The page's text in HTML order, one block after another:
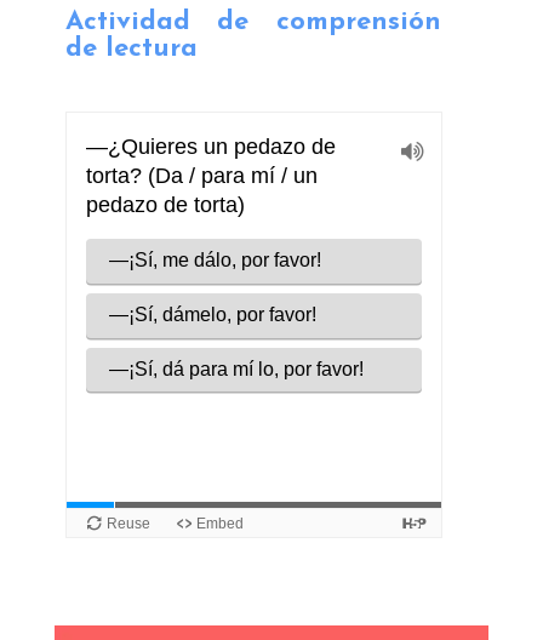
Actividad de comprensión
de lectura